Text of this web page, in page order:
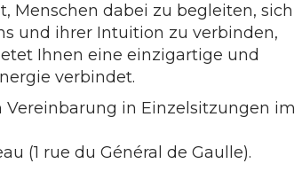
Menschen dabei zu begleiten, sich
und ihrer Intuition zu verbinden,
Ihnen eine einzigartige und
verbindet.
in Einzelsitzungen im
(1 rue du Général de Gaulle).